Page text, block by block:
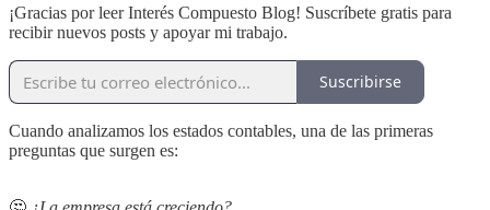
¡Gracias por leer Interés Compuesto Blog! Suscríbete gratis para
recibir nuevos posts y apoyar mi trabajo.
Suscribirse
Cuando analizamos los estados contables, una de las primeras
preguntas que surgen es: